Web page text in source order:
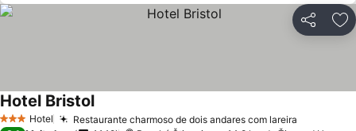
Partilhar
3 EstrelasHotel Restaurante charmoso de dois andares com lareira
Hotel BristolVer preços